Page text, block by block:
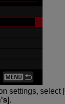
settings, select [
].